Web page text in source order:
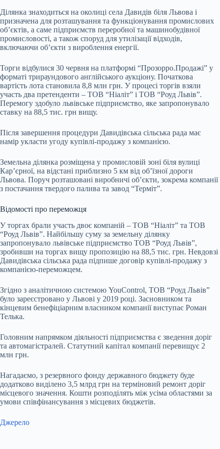
Ділянка знаходиться на околиці села Давидів біля Львова і
призначена для розташування та функціонування промислових
об’єктів, а саме підприємств переробної та машинобудівної
промисловості, а також споруд для утилізації відходів,
включаючи об’єкти з вироблення енергії.
Торги відбулися 30 червня на платформі “Прозорро.Продажі” у
форматі трираундового англійського аукціону. Початкова
вартість лота становила 8,8 млн грн. У процесі торгів взяли
участь два претенденти – ТОВ “Ніаліт” і ТОВ “Роуд Львів”.
Перемогу здобуло львівське підприємство, яке запропонувало
ставку на 88,5 тис. грн вищу.
Після завершення процедури Давидівська сільська рада має
намір укласти угоду купівлі-продажу з компанією.
Земельна ділянка розміщена у промисловій зоні біля вулиці
Кар’єрної, на відстані приблизно 5 км від об’їзної дороги
Львова. Поруч розташовані виробничі об’єкти, зокрема компанії
з постачання твердого палива та завод “Терміт”.
Відомості про переможця
У торгах брали участь двоє компаній – ТОВ “Ніаліт” та ТОВ
“Роуд Львів”. Найбільшу суму за земельну ділянку
запропонувало львівське підприємство ТОВ “Роуд Львів”,
зробивши на торгах вищу пропозицію на 88,5 тис. грн. Невдовзі
Давидівська сільська рада підпише договір купівлі-продажу з
компанією-переможцем.
Згідно з аналітичною системою YouControl, ТОВ “Роуд Львів”
було зареєстровано у Львові у 2019 році. Засновником та
кінцевим бенефіціарним власником компанії виступає Роман
Телька.
Головним напрямком діяльності підприємства є зведення доріг
та автомагістралей. Статутний капітал компанії перевищує 2
млн грн.
Нагадаємо, з резервного фонду державного бюджету буде
додатково виділено 3,5 млрд грн на терміновий ремонт доріг
місцевого значення. Кошти розподілять між усіма областями за
умови співфінансування з місцевих бюджетів.
Джерело